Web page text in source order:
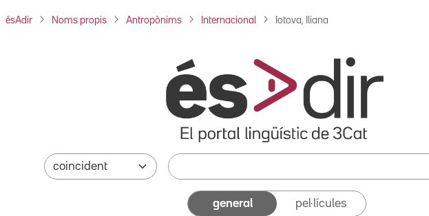
ésAdir Noms propis Antropònims Internacional Iotova, Iliana
general pel·lícules